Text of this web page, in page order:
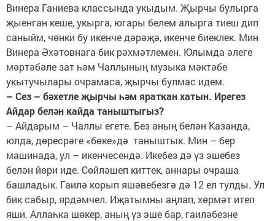
Винера Ганиева классында укыдым. Җырчы булырга
җыенган кеше, укырга, югары белем алырга тиеш дип
саныйм, чөнки бу икенче дәрәҗә, икенче биеклек. Мин
Винера Әхәтовнага бик рәхмәтлемен. Юлымда әлеге
мәртәбәле зат һәм Чаллының музыка мәктәбе
укытучылары очрамаса, җырчы булмас идем.
– Сез – бәхетле җырчы һәм яраткан хатын. Ирегез
Айдар белән кайда таныштыгыз?
– Айдарым – Чаллы егете. Без аның белән Казанда,
юлда, дөресрәге «бөке»дә таныштык. Мин – бер
машинада, ул – икенчесендә. Икебез дә үз эшебез
белән йөри иде. Сөйләшеп киттек, аннары очраша
башладык. Гаилә корып яшәвебезгә дә 12 ел тулды. Ул
бик сабыр, ярдәмчел. Иҗатымны аңлап, хөрмәт итеп
яши. Аллаһка шөкер, аның үз эше бар, гаиләбезне